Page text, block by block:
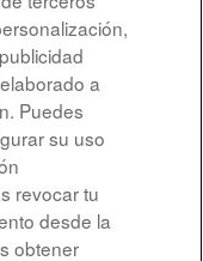
a
Puedes
su uso
revocar tu
desde la
obtener